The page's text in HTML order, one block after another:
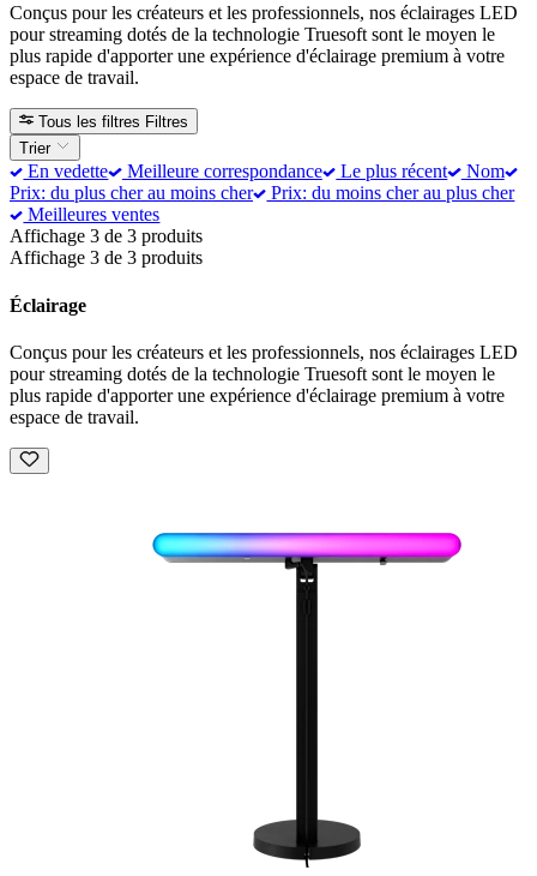
Conçus pour les créateurs et les professionnels, nos éclairages LED
pour streaming dotés de la technologie Truesoft sont le moyen le
plus rapide d'apporter une expérience d'éclairage premium à votre
espace de travail.
Tous les filtres Filtres
Trier
En vedette Meilleure correspondance Le plus récent
Nom
Prix: du plus cher au moins cher
Prix: du moins cher au plus cher
Meilleures ventes
Affichage 3 de 3 produits
Affichage 3 de 3 produits
Éclairage
Conçus pour les créateurs et les professionnels, nos éclairages LED
pour streaming dotés de la technologie Truesoft sont le moyen le
plus rapide d'apporter une expérience d'éclairage premium à votre
espace de travail.